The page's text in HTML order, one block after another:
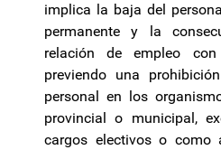
implica la baja del
permanente y la
relación de empleo
previendo una
personal en los
provincial o municipal,
cargos electivos o como